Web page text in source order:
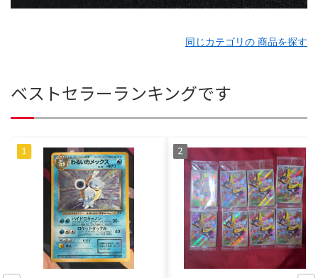
同じカテゴリの 商品を探す
ベストセラーランキングです